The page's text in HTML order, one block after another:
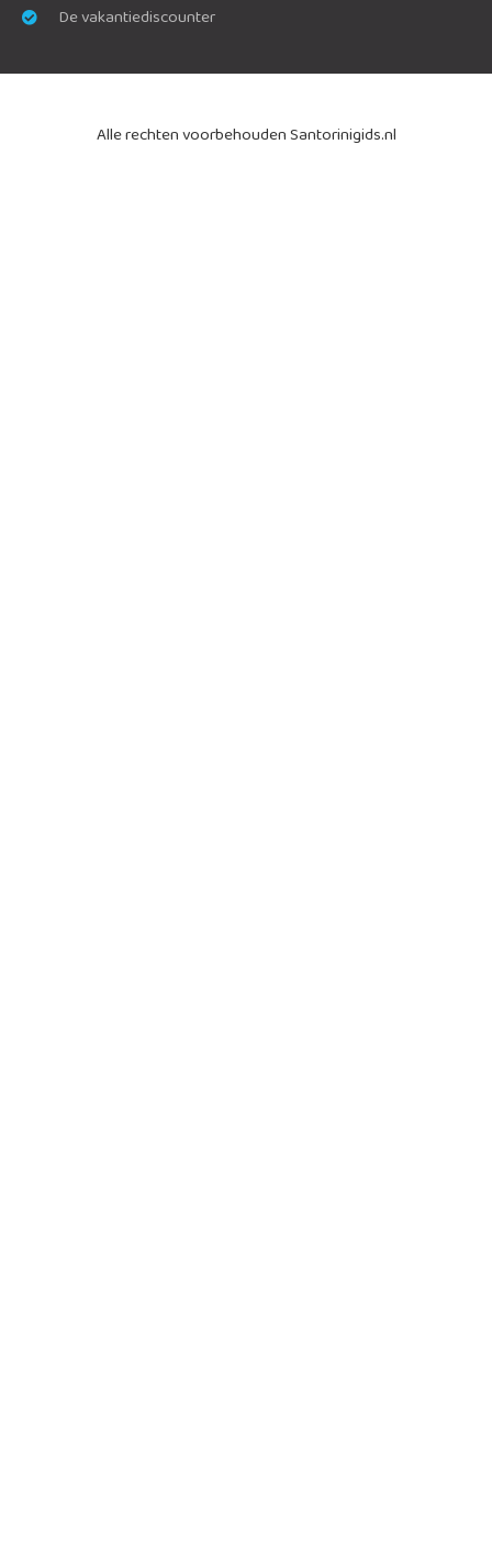
De vakantiediscounter
Alle rechten voorbehouden Santorinigids.nl